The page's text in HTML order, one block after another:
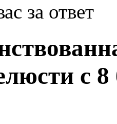
за ответ
с